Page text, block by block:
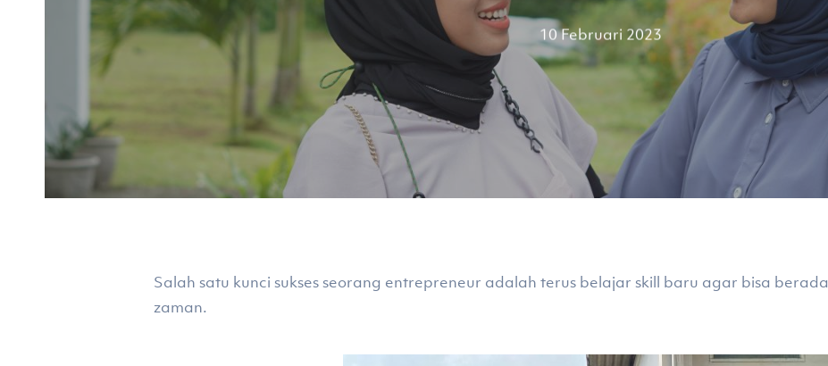
10 Februari 2023
Salah satu kunci sukses seorang entrepreneur adalah terus belajar skill baru agar bisa
zaman.